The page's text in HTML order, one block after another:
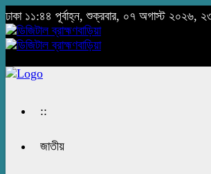
ঢাকা ১১:৪৪ পূর্বাহ্ন, শুক্রবার, ০৭ অগাস্ট ২০২৬, ২৩
::
জাতীয়